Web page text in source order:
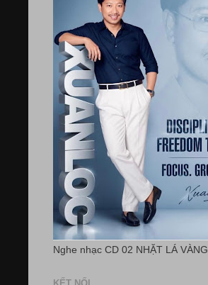
Nghe nhạc CD 02 NHẶT LÁ VÀNG
KẾT NỐI